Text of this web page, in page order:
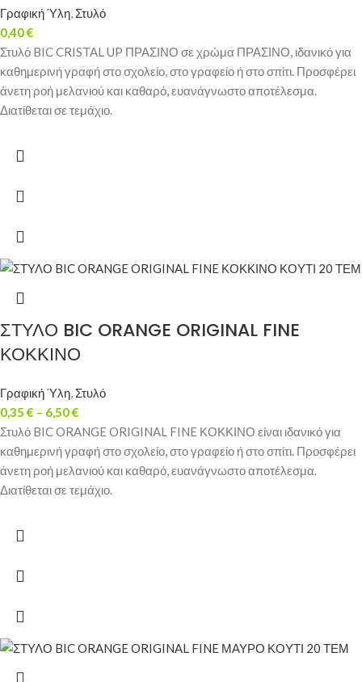
Γραφική Ύλη, Στυλό
0,40€
Στυλό BIC CRISTAL UP ΠΡΑΣΙΝΟ σε χρώμα ΠΡΑΣΙΝΟ, ιδανικό για
καθημερινή γραφή στο σχολείο, στο γραφείο ή στο σπίτι. Προσφέρει
άνετη ροή μελανιού και καθαρό, ευανάγνωστο αποτέλεσμα.
Διατίθεται σε τεμάχιο.
ΣΤΥΛΟ BIC ORANGE ORIGINAL FINE
ΚΟΚΚΙΝΟ
Γραφική Ύλη, Στυλό
0,35 € – 6,50€
Στυλό BIC ORANGE ORIGINAL FINE ΚΟΚΚΙΝΟ είναι ιδανικό για
καθημερινή γραφή στο σχολείο, στο γραφείο ή στο σπίτι. Προσφέρει
άνετη ροή μελανιού και καθαρό, ευανάγνωστο αποτέλεσμα.
Διατίθεται σε τεμάχιο.